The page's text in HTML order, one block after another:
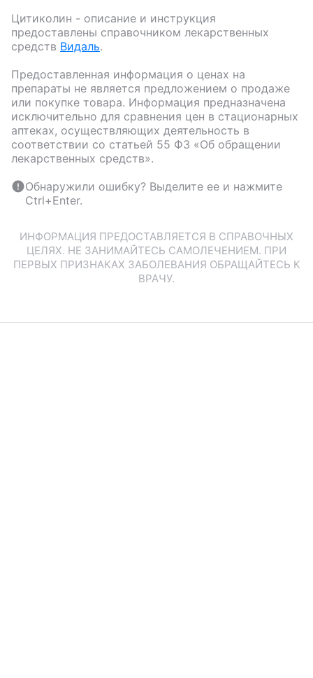
Цитиколин - описание и инструкция
предоставлены справочником лекарственных
средств Видаль.
Предоставленная информация о ценах на
препараты не является предложением о продаже
или покупке товара. Информация предназначена
исключительно для сравнения цен в стационарных
аптеках, осуществляющих деятельность в
соответствии со статьей 55 ФЗ «Об обращении
лекарственных средств».
Обнаружили ошибку? Выделите ее и нажмите
Ctrl+Enter.
ИНФОРМАЦИЯ ПРЕДОСТАВЛЯЕТСЯ В СПРАВОЧНЫХ
ЦЕЛЯХ. НЕ ЗАНИМАЙТЕСЬ САМОЛЕЧЕНИЕМ. ПРИ
ПЕРВЫХ ПРИЗНАКАХ ЗАБОЛЕВАНИЯ ОБРАЩАЙТЕСЬ К
ВРАЧУ.